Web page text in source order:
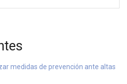
medidas de prevención ante altas